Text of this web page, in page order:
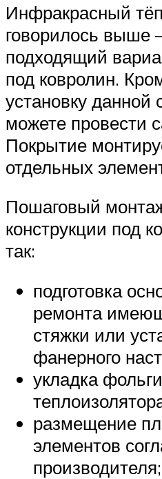
Инфракрасный
говорилось
подходящий
под ковролин.
установку
можете провести
Покрытие
отдельных
Пошаговый
конструкции под
так:
подготовка
ремонта
стяжки или
фанерного
укладка
размещение
элементов
производителя;